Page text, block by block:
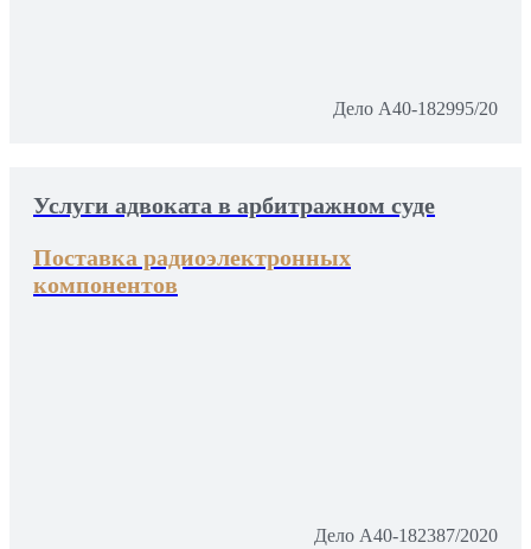
Дело А40-182995/20
Услуги адвоката в арбитражном суде
Поставка радиоэлектронных
компонентов
Дело А40-182387/2020